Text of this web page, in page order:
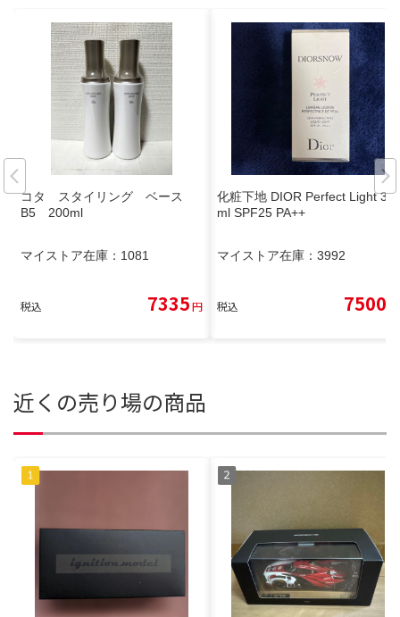
コタ スタイリング ベース
B5 200ml
マイストア在庫： 1081
税込 7335円
化粧下地 DIOR Perfect Light 30
ml SPF25 PA++
マイストア在庫： 3992
税込 7500
近くの売り場の商品